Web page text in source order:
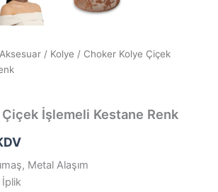
/ Kolye / Choker Kolye Çiçek
İşlemeli Kestane Renk
Metal Alaşım
İplik